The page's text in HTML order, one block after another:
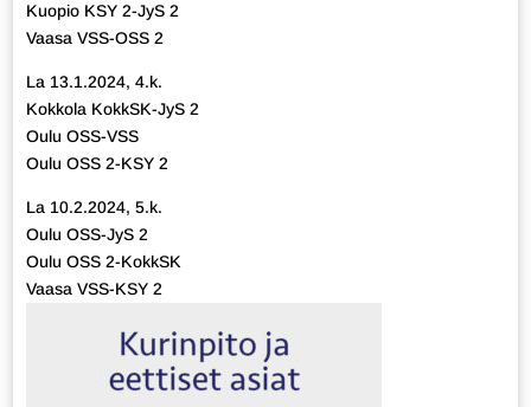
Kuopio KSY 2-JyS 2
Vaasa VSS-OSS 2
La 13.1.2024, 4.k.
Kokkola KokkSK-JyS 2
Oulu OSS-VSS
Oulu OSS 2-KSY 2
La 10.2.2024, 5.k.
Oulu OSS-JyS 2
Oulu OSS 2-KokkSK
Vaasa VSS-KSY 2